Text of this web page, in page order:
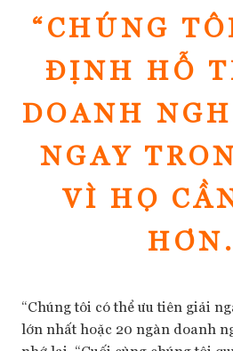
“CHÚNG
ĐỊNH HỖ
DOANH
NGAY
VÌ HỌ
“Chúng tôi có thể ưu tiên giải
lớn nhất hoặc 20 ngàn doanh